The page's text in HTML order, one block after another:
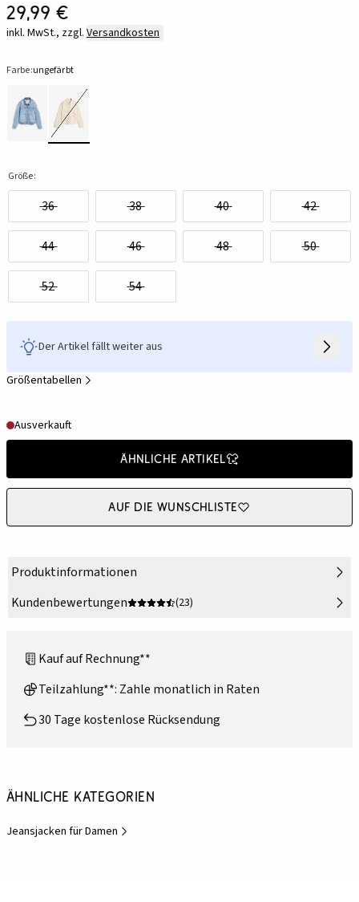
29,99 €
inkl. MwSt., zzgl. Versandkosten
Farbe:ungefärbt
Größe:
36 38 40 42
44 46 48 50
52 54
Der Artikel fällt weiter aus
Größentabellen
Ausverkauft
Ähnliche Artikel
Auf die Wunschliste
Produktinformationen
Kundenbewertungen
(23)
Kauf auf Rechnung**
Teilzahlung**: Zahle monatlich in Raten
30 Tage kostenlose Rücksendung
Ähnliche Kategorien
Jeansjacken für Damen